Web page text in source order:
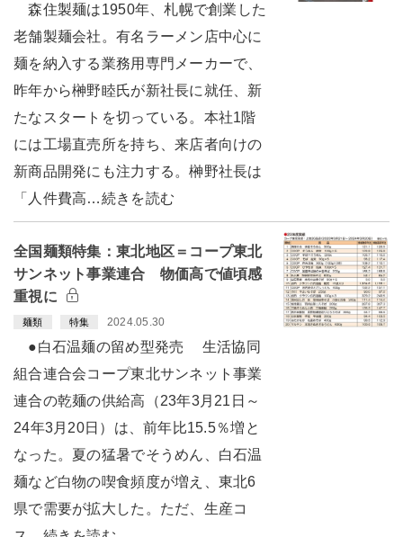
森住製麺は1950年、札幌で創業した
老舗製麺会社。有名ラーメン店中心に
麺を納入する業務用専門メーカーで、
昨年から榊野睦氏が新社長に就任、新
たなスタートを切っている。本社1階
には工場直売所を持ち、来店者向けの
新商品開発にも注力する。榊野社長は
「人件費高…続きを読む
全国麺類特集：東北地区＝コープ東北
サンネット事業連合 物価高で値頃感
重視に
麺類 特集 2024.05.30
●白石温麺の留め型発売 生活協同
組合連合会コープ東北サンネット事業
連合の乾麺の供給高（23年3月21日～
24年3月20日）は、前年比15.5％増と
なった。夏の猛暑でそうめん、白石温
麺など白物の喫食頻度が増え、東北6
県で需要が拡大した。ただ、生産コ